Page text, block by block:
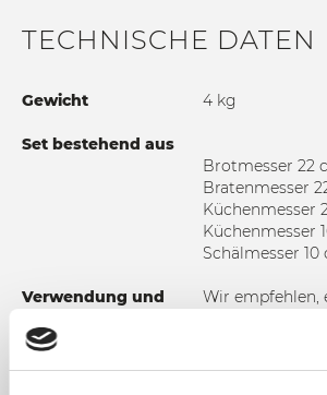
TECHNISCHE DATEN
Gewicht 4 kg
Set bestehend aus
Brotmesser 22
Bratenmesser
Küchenmesser
Küchenmesser
Schälmesser 10
Verwendung und
Wir empfehlen,